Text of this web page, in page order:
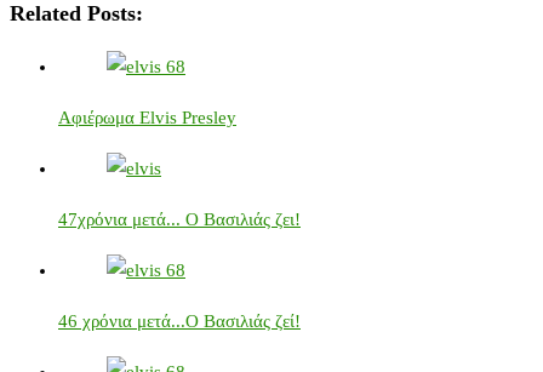
Related Posts:
Αφιέρωμα Elvis Presley
47χρόνια μετά... Ο Βασιλιάς ζει!
46 χρόνια μετά...Ο Βασιλιάς ζεί!